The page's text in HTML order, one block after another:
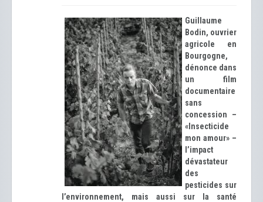
Guillaume
Bodin, ouvrier
agricole en
Bourgogne,
dénonce dans
un film
documentaire
sans
concession –
«Insecticide
mon amour» –
l’impact
dévastateur
des
pesticides sur
l’environnement, mais aussi sur la santé